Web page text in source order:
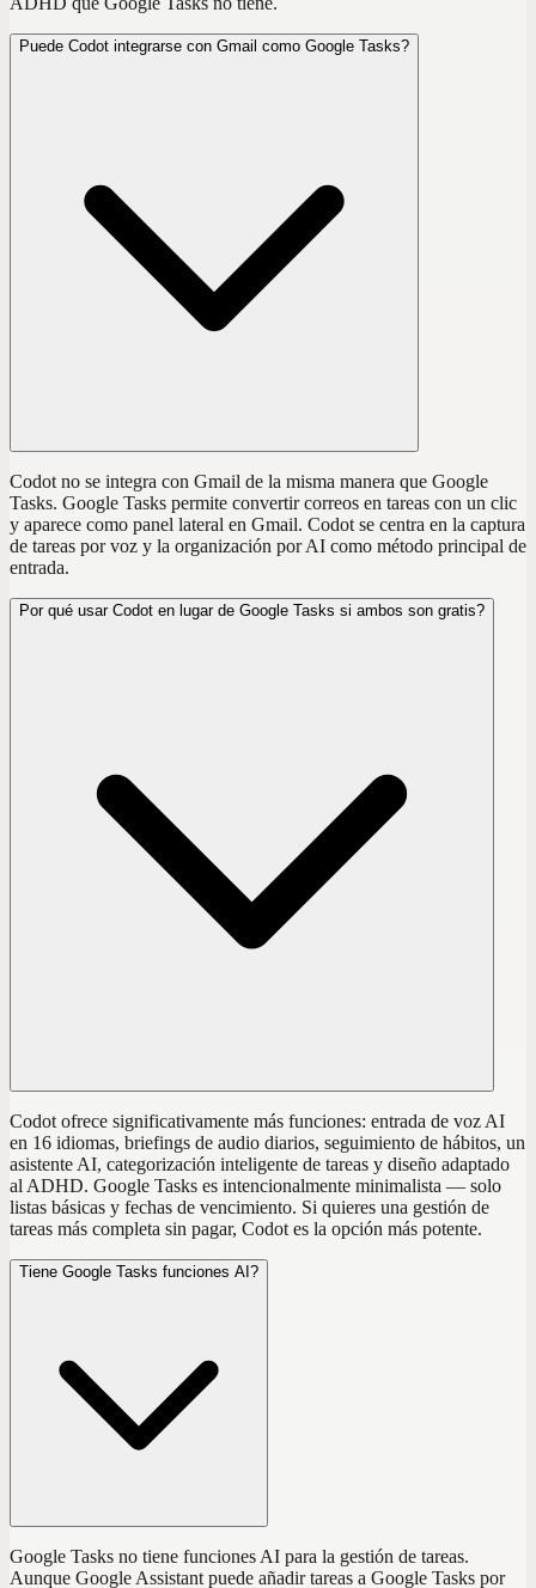
Puede Codot integrarse con Gmail como Google Tasks?
Codot no se integra con Gmail de la misma manera que Google
Tasks. Google Tasks permite convertir correos en tareas con un clic
y aparece como panel lateral en Gmail. Codot se centra en la captura
de tareas por voz y la organización por AI como método principal de
entrada.
Por qué usar Codot en lugar de Google Tasks si ambos son gratis?
Codot ofrece significativamente más funciones: entrada de voz AI
en 16 idiomas, briefings de audio diarios, seguimiento de hábitos, un
asistente AI, categorización inteligente de tareas y diseño adaptado
al ADHD. Google Tasks es intencionalmente minimalista — solo
listas básicas y fechas de vencimiento. Si quieres una gestión de
tareas más completa sin pagar, Codot es la opción más potente.
Tiene Google Tasks funciones AI?
Google Tasks no tiene funciones AI para la gestión de tareas.
Aunque Google Assistant puede añadir tareas a Google Tasks por